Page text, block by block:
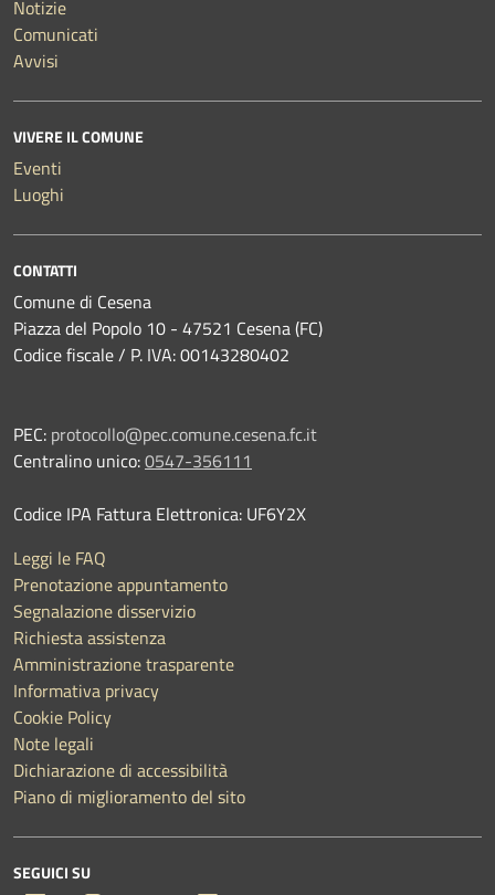
Notizie
Comunicati
Avvisi
VIVERE IL COMUNE
Eventi
Luoghi
CONTATTI
Comune di Cesena
Piazza del Popolo 10 - 47521 Cesena (FC)
Codice fiscale / P. IVA: 00143280402
PEC: protocollo@pec.comune.cesena.fc.it
Centralino unico:0547-356111
Codice IPA Fattura Elettronica: UF6Y2X
Leggi le FAQ
Prenotazione appuntamento
Segnalazione disservizio
Richiesta assistenza
Amministrazione trasparente
Informativa privacy
Cookie Policy
Note legali
Dichiarazione di accessibilità
Piano di miglioramento del sito
SEGUICI SU